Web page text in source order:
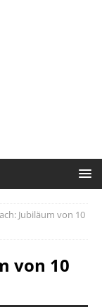
Jubiläum von 10
von 10